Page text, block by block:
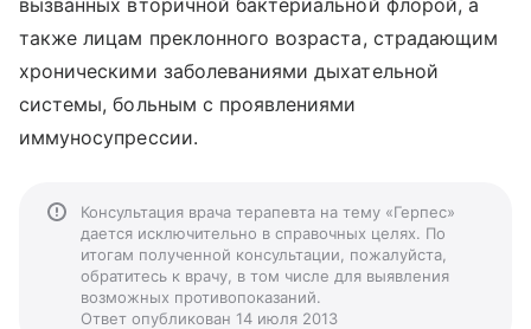
вызванных вторичной бактериальной флорой, а
также лицам преклонного возраста, страдающим
хроническими заболеваниями дыхательной
системы, больным с проявлениями
иммуносупрессии.
Консультация врача терапевта на тему «Герпес»
дается исключительно в справочных целях. По
итогам полученной консультации, пожалуйста,
обратитесь к врачу, в том числе для выявления
возможных противопоказаний.
Ответ опубликован 14 июля 2013